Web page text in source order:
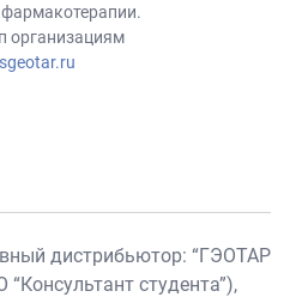
организациям
дистрибьютор: “ГЭОТАР
студента”),